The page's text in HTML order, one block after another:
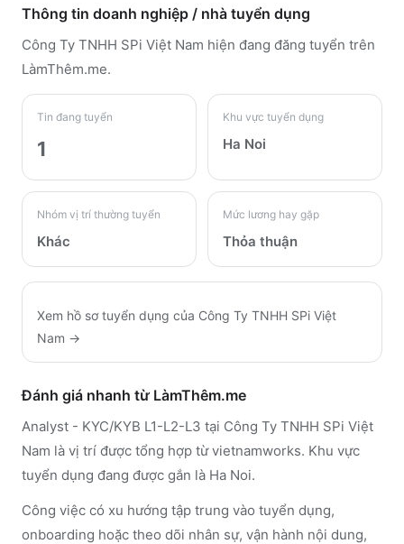
Thông tin doanh nghiệp / nhà tuyển dụng
Công Ty TNHH SPi Việt Nam hiện đang đăng tuyển trên
LàmThêm.me.
Tin đang tuyển
1
Khu vực tuyển dụng
Ha Noi
Nhóm vị trí thường tuyển
Khác
Mức lương hay gặp
Thỏa thuận
Xem hồ sơ tuyển dụng của Công Ty TNHH SPi Việt
Nam →
Đánh giá nhanh từ LàmThêm.me
Analyst - KYC/KYB L1-L2-L3 tại Công Ty TNHH SPi Việt
Nam là vị trí được tổng hợp từ vietnamworks. Khu vực
tuyển dụng đang được gắn là Ha Noi.
Công việc có xu hướng tập trung vào tuyển dụng,
onboarding hoặc theo dõi nhân sự, vận hành nội dung,